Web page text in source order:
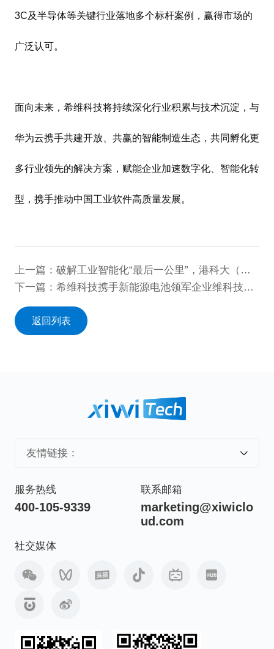
3C及半导体等关键行业落地多个标杆案例，赢得市场的
广泛认可。
面向未来，希维科技将持续深化行业积累与技术沉淀，与
华为云携手共建开放、共赢的智能制造生态，共同孵化更
多行业领先的解决方案，赋能企业加速数字化、智能化转
型，携手推动中国工业软件高质量发展。
上一篇：破解工业智能化“最后一公里”，港科大（广州）-希维科技工业智能联合实验室正式启航！
下一篇：希维科技携手新能源电池领军企业维科技术，智启质量管理新篇章
返回列表
友情链接：
服务热线
400-105-9339
联系邮箱
marketing@xiwiclo
ud.com
社交媒体